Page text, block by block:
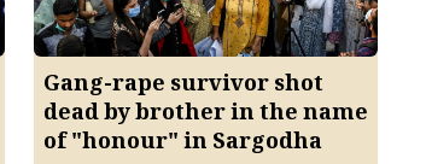
Gang-rape survivor shot
dead by brother in the name
of "honour" in Sargodha